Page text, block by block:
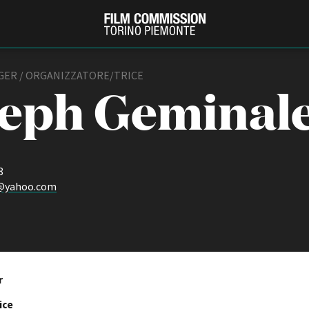
Strutture di servizio
/ ORGANIZZATORE/TRICE